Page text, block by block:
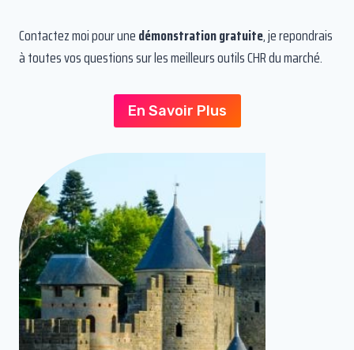
Contactez moi pour unedémonstration gratuite, je repondrais
à toutes vos questions sur les meilleurs outils CHR du marché.
En Savoir Plus